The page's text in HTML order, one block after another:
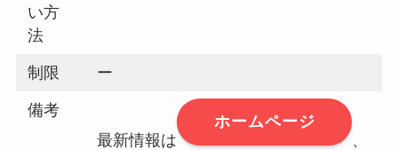
い方
法
制限 ー
備考
最新情報は
ホームページ
、